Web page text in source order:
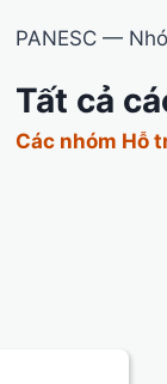
PANESC —
Tất cả
Các nhóm Hỗ